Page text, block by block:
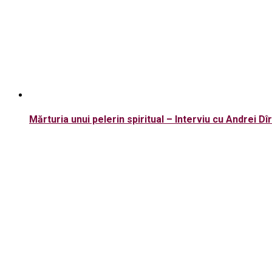
Mărturia unui pelerin spiritual – Interviu cu Andrei